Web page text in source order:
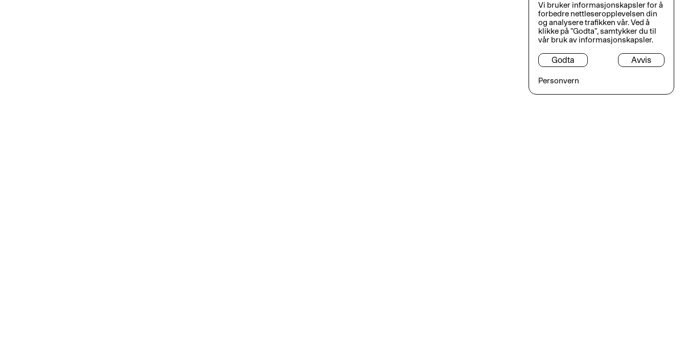
Vi bruker informasjonskapsler for å
forbedre nettleseropplevelsen din
og analysere trafikken vår. Ved å
klikke på "Godta", samtykker du til
vår bruk av informasjonskapsler.
Godta Avvis
Personvern